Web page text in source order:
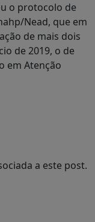
o protocolo de
Nead, que em
de mais dois
de 2019, o de
em Atenção
a este post.